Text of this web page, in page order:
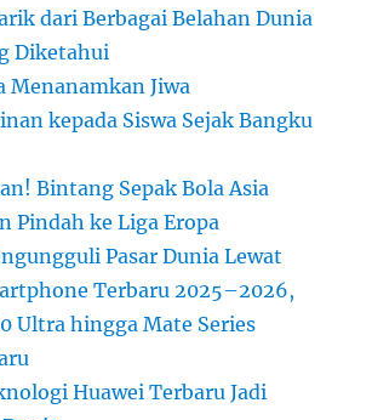
dari Berbagai Belahan Dunia
Diketahui
Menanamkan Jiwa
kepada Siswa Sejak Bangku
Bintang Sepak Bola Asia
Pindah ke Liga Eropa
Pasar Dunia Lewat
Terbaru 2025–2026,
Ultra hingga Mate Series
Huawei Terbaru Jadi